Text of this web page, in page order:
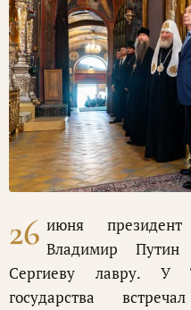
26 июня
Владимир Путин
Сергиеву лавру. У
государства